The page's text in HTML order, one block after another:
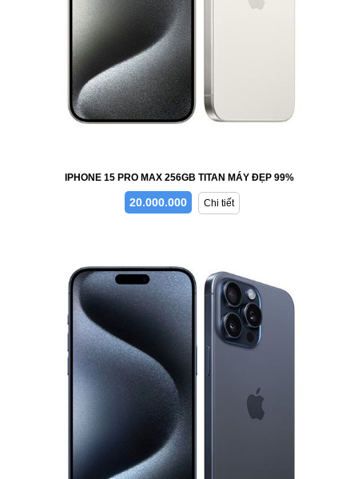
IPHONE 15 PRO MAX 256GB TITAN MÁY ĐẸP 99%
20.000.000 Chi tiết